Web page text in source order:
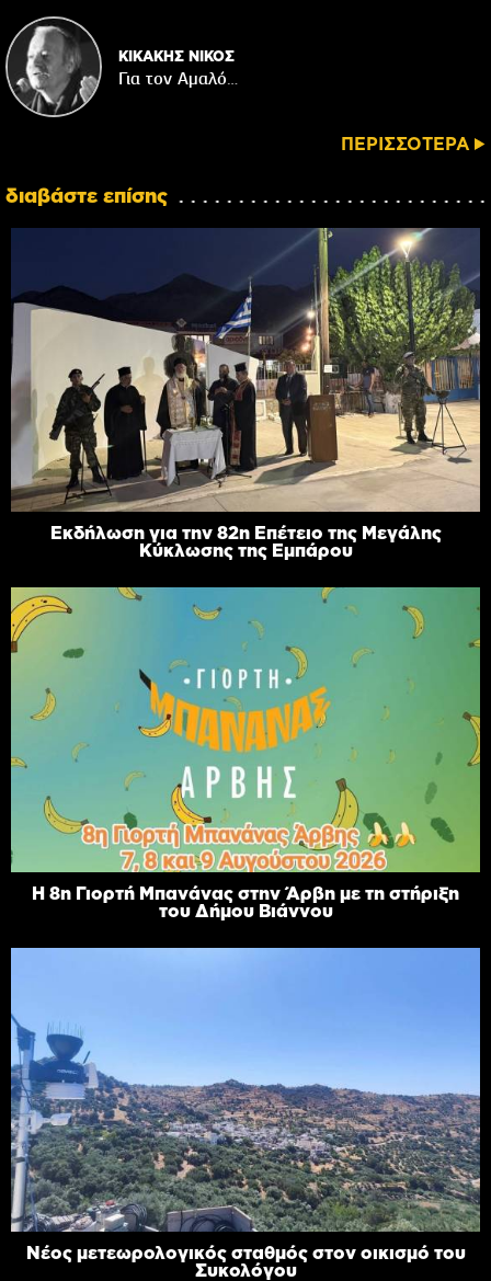
ΚΙΚΑΚΗΣ ΝΙΚΟΣ
Για τον Αμαλό…
ΠΕΡΙΣΣΟΤΕΡΑ
διαβάστε επίσης
Εκδήλωση για την 82η Επέτειο της Μεγάλης
Κύκλωσης της Εμπάρου
Η 8η Γιορτή Μπανάνας στην Άρβη με τη στήριξη
του Δήμου Βιάννου
Νέος μετεωρολογικός σταθμός στον οικισμό του
Συκολόγου